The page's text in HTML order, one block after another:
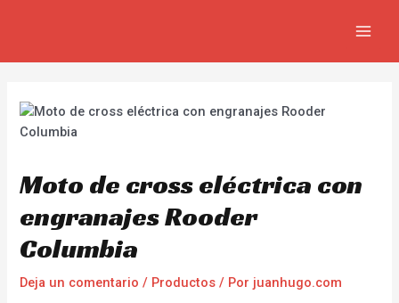
Moto de cross eléctrica con
engranajes Rooder
Columbia
Deja un comentario / Productos / Por juanhugo.com